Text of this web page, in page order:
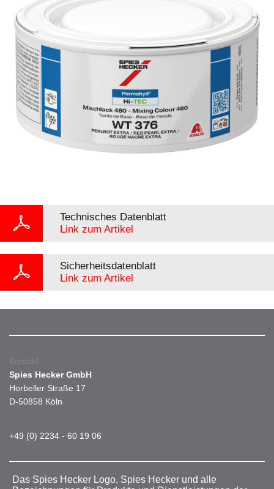
Technisches Datenblatt
Link zum Artikel
Sicherheitsdatenblatt
Link zum Artikel
Kontakt
Spies Hecker GmbH
Horbeller Straße 17
D-50858 Köln
+49 (0) 2234 - 60 19 06
Das Spies Hecker Logo, Spies Hecker und alle